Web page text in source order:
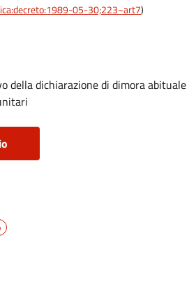
05-30;223~art7)
della dichiarazione di dimora abituale